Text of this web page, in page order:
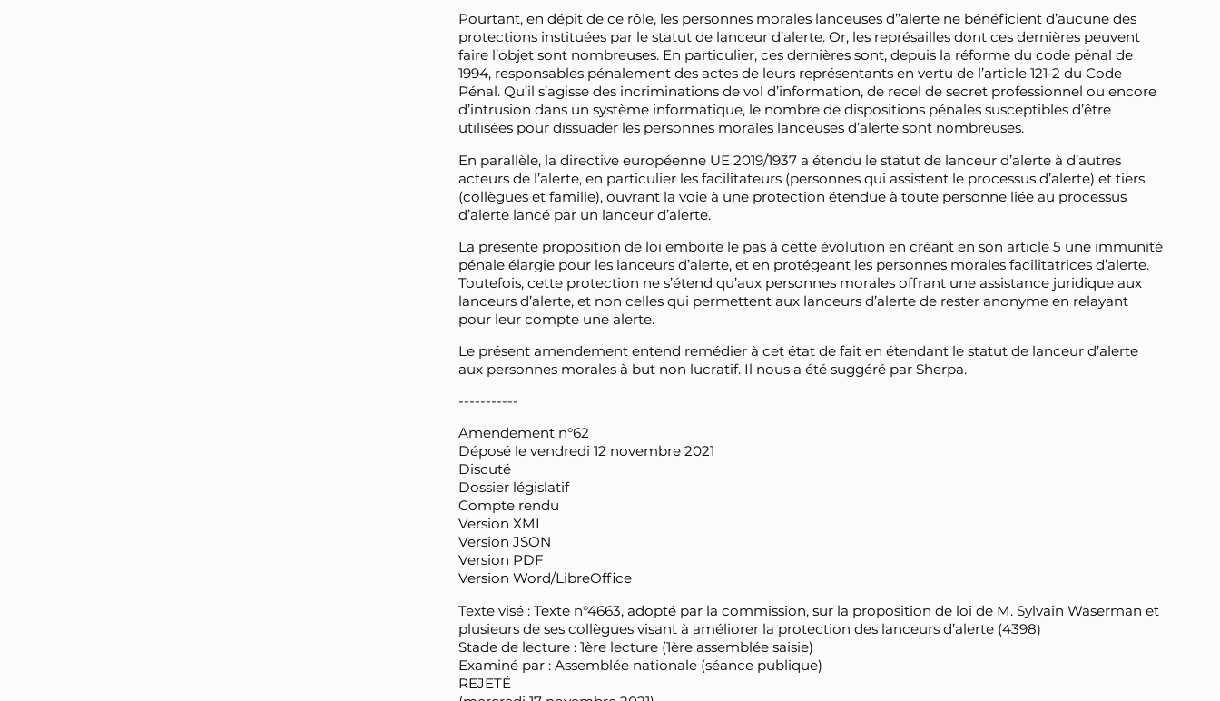
Pourtant, en dépit de ce rôle, les personnes morales lanceuses d’’alerte ne bénéficient d’aucune des
protections instituées par le statut de lanceur d’alerte. Or, les représailles dont ces dernières peuvent
faire l’objet sont nombreuses. En particulier, ces dernières sont, depuis la réforme du code pénal de
1994, responsables pénalement des actes de leurs représentants en vertu de l’article 121‑2 du Code
Pénal. Qu’il s’agisse des incriminations de vol d’information, de recel de secret professionnel ou encore
d’intrusion dans un système informatique, le nombre de dispositions pénales susceptibles d’être
utilisées pour dissuader les personnes morales lanceuses d’alerte sont nombreuses.
En parallèle, la directive européenne UE 2019/1937 a étendu le statut de lanceur d’alerte à d’autres
acteurs de l’alerte, en particulier les facilitateurs (personnes qui assistent le processus d’alerte) et tiers
(collègues et famille), ouvrant la voie à une protection étendue à toute personne liée au processus
d’alerte lancé par un lanceur d’alerte.
La présente proposition de loi emboite le pas à cette évolution en créant en son article 5 une immunité
pénale élargie pour les lanceurs d’alerte, et en protégeant les personnes morales facilitatrices d’alerte.
Toutefois, cette protection ne s’étend qu’aux personnes morales offrant une assistance juridique aux
lanceurs d’alerte, et non celles qui permettent aux lanceurs d’alerte de rester anonyme en relayant
pour leur compte une alerte.
Le présent amendement entend remédier à cet état de fait en étendant le statut de lanceur d’alerte
aux personnes morales à but non lucratif. Il nous a été suggéré par Sherpa.
-----------
Amendement n°62
Déposé le vendredi 12 novembre 2021
Discuté
Dossier législatif
Compte rendu
Version XML
Version JSON
Version PDF
Version Word/LibreOffice
Texte visé : Texte n°4663, adopté par la commission, sur la proposition de loi de M. Sylvain Waserman et
plusieurs de ses collègues visant à améliorer la protection des lanceurs d’alerte (4398)
Stade de lecture : 1ère lecture (1ère assemblée saisie)
Examiné par : Assemblée nationale (séance publique)
REJETÉ